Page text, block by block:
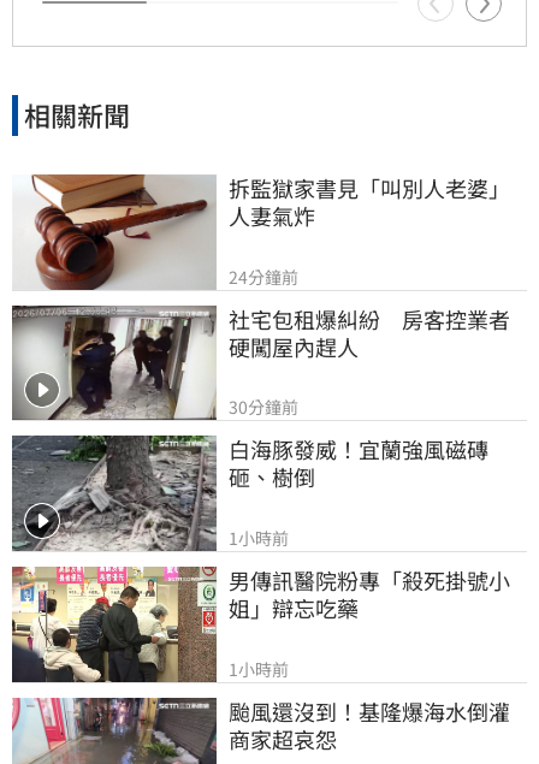
相關新聞
拆監獄家書見「叫別人老婆」
人妻氣炸
24分鐘前
社宅包租爆糾紛　房客控業者
硬闖屋內趕人
30分鐘前
白海豚發威！宜蘭強風磁磚
砸、樹倒
1小時前
男傳訊醫院粉專「殺死掛號小
姐」辯忘吃藥
1小時前
颱風還沒到！基隆爆海水倒灌
商家超哀怨